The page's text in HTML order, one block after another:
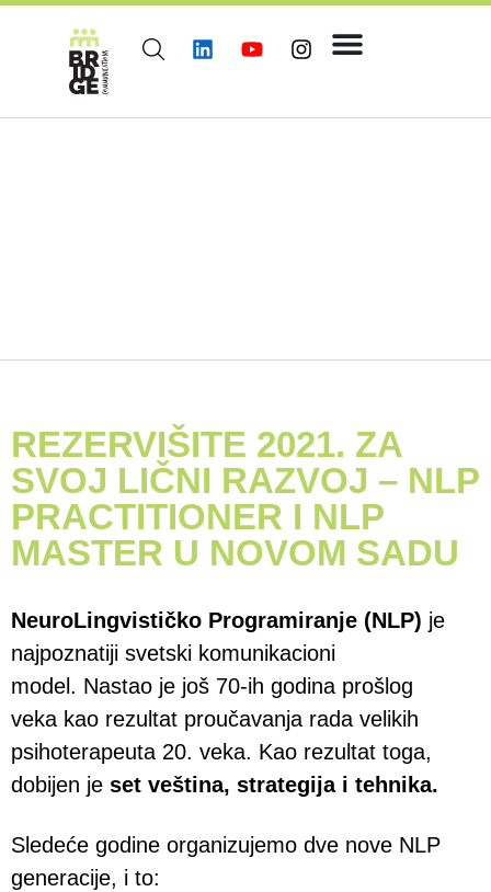
REZERVIŠITE 2021. ZA
SVOJ LIČNI RAZVOJ – NLP
PRACTITIONER I NLP
MASTER U NOVOM SADU
NeuroLingvističko Programiranje (NLP) je
najpoznatiji svetski komunikacioni
model. Nastao je još 70-ih godina prošlog
veka kao rezultat proučavanja rada velikih
psihoterapeuta 20. veka. Kao rezultat toga,
dobijen je set veština, strategija i tehnika.
Sledeće godine organizujemo dve nove NLP
generacije, i to: